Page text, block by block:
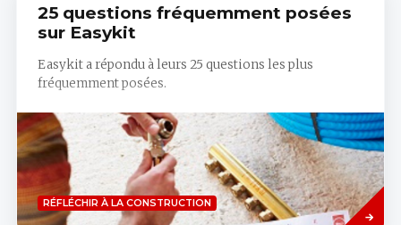
25 questions fréquemment posées
sur Easykit
Easykit a répondu à leurs 25 questions les plus
fréquemment posées.
RÉFLÉCHIR À LA CONSTRUCTION
Savoir
plus